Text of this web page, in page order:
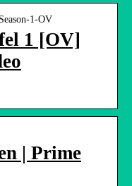
1-OV
1 [OV]
| Prime